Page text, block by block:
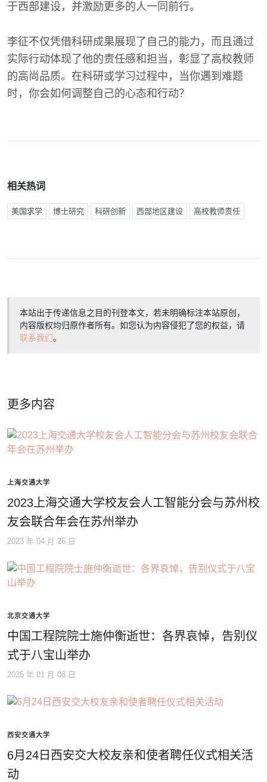
于西部建设，并激励更多的人一同前行。
李征不仅凭借科研成果展现了自己的能力，而且通过
实际行动体现了他的责任感和担当，彰显了高校教师
的高尚品质。在科研或学习过程中，当你遇到难题
时，你会如何调整自己的心态和行动？
相关热词
美国求学 博士研究 科研创新 西部地区建设 高校教师责任
本站出于传递信息之目的刊登本文，若未明确标注本站原创，
内容版权均归原作者所有。如您认为内容侵犯了您的权益，请
联系我们。
更多内容
上海交通大学
2023上海交通大学校友会人工智能分会与苏州校
友会联合年会在苏州举办
2023 年 04 月 26 日
北京交通大学
中国工程院院士施仲衡逝世：各界哀悼，告别仪
式于八宝山举办
2025 年 01 月 08 日
西安交通大学
6月24日西安交大校友亲和使者聘任仪式相关活
动